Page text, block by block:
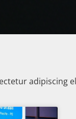
adipiscing